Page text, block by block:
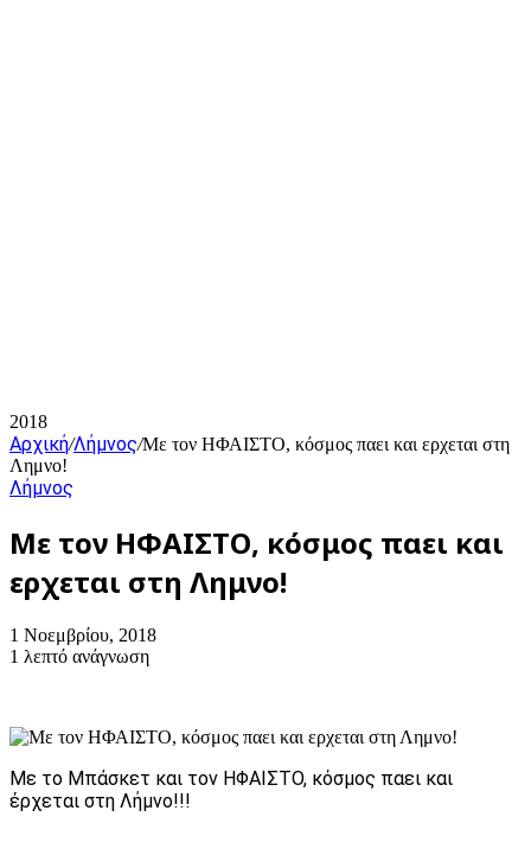
2018
Αρχική/Λήμνος/Με τον ΗΦΑΙΣΤΟ, κόσμος παει και ερχεται στη
Λημνο!
Λήμνος
Με τον ΗΦΑΙΣΤΟ, κόσμος παει και
ερχεται στη Λημνο!
1 Νοεμβρίου, 2018
1 λεπτό ανάγνωση
Με το Μπάσκετ και τον ΗΦΑΙΣΤΟ, κόσμος παει και
έρχεται στη Λήμνο!!!